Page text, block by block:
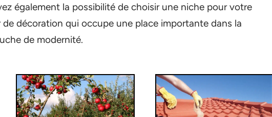
également la possibilité de choisir une niche pour votre
décoration qui occupe une place importante dans la
de modernité.